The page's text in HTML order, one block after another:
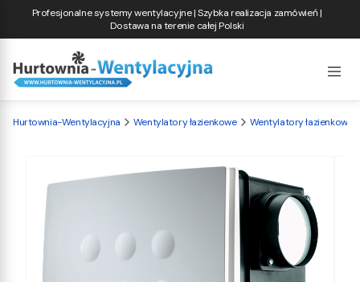
Profesjonalne systemy wentylacyjne | Szybka realizacja zamówień |
Dostawa na terenie całej Polski
Hurtownia-Wentylacyjna Wentylatory łazienkowe Wentylatory łazienkowe